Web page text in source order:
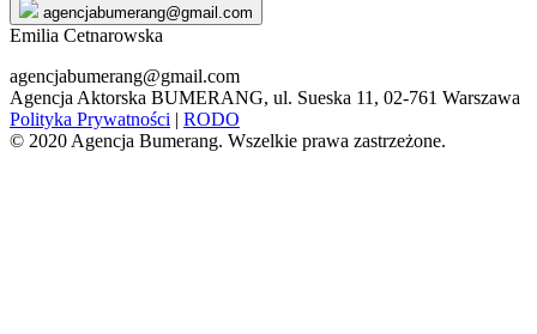
agencjabumerang@gmail.com
Emilia Cetnarowska
agencjabumerang@gmail.com
Agencja Aktorska BUMERANG, ul. Sueska 11, 02-761 Warszawa
Polityka Prywatności | RODO
© 2020 Agencja Bumerang. Wszelkie prawa zastrzeżone.